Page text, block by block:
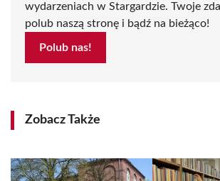
wydarzeniach w Stargardzie. Twoje
polub naszą stronę i bądź na bieżąco!
Polub nas!
Zobacz Także